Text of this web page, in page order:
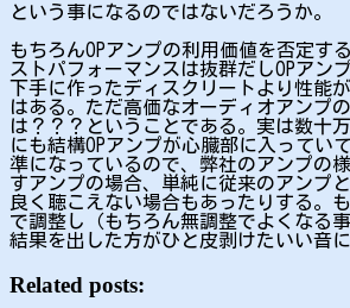
という事になるのではないだろうか。
もちろんOPアンプの利用価値を否定す
ストパフォーマンスは抜群だしOPアン
下手に作ったディスクリートより性能
はある。ただ高価なオーディオアンプ
は？？？ということである。実は数十
にも結構OPアンプが心臓部に入ってい
準になっているので、弊社のアンプの
すアンプの場合、単純に従来のアンプ
良く聴こえない場合もあったりする。
で調整し（もちろん無調整でよくなる
結果を出した方がひと皮剥けたいい音
Related posts: